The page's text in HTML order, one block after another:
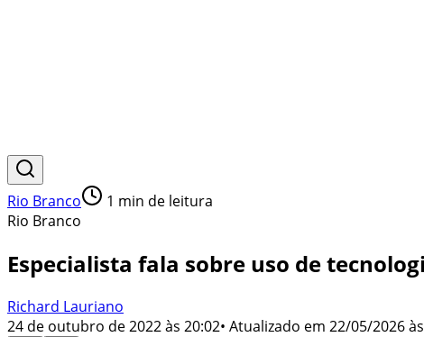
Rio Branco 1 min de leitura
Rio Branco
Especialista fala sobre uso de
Richard Lauriano
24 de outubro de 2022 às 20:02• Atualizado em 22/05/2026